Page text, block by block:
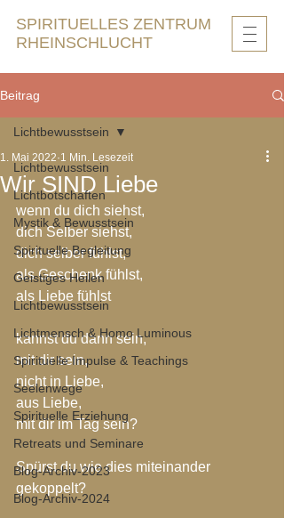
SPIRITUELLES ZENTRUM
RHEINSCHLUCHT
Beitrag
Lichtbewusstsein
Lichtbotschaften
Mystik & Bewusstsein
Spirituelle Begleitung
Geistiges Heilen
Lichtbewusstsein
Lichtmensch & Homo Luminous
Spirituelle Impulse & Teachings
Seelenwege
Spirituelle Erziehung
Retreats und Seminare
Blog-Archiv-2023
Blog-Archiv-2024
Lichtbewusstsein
Wir SIND Liebe
1. Mai 2022 1 Min. Lesezeit
wenn du dich siehst,
dich Selber siehst,
dich selber fühlst,
als Geschenk fühlst,
als Liebe fühlst
kannst du dann sein,
mit dir sein,
nicht in Liebe,
aus Liebe,
mit dir im Tag sein?
Spürst du wie dies miteinander
gekoppelt?